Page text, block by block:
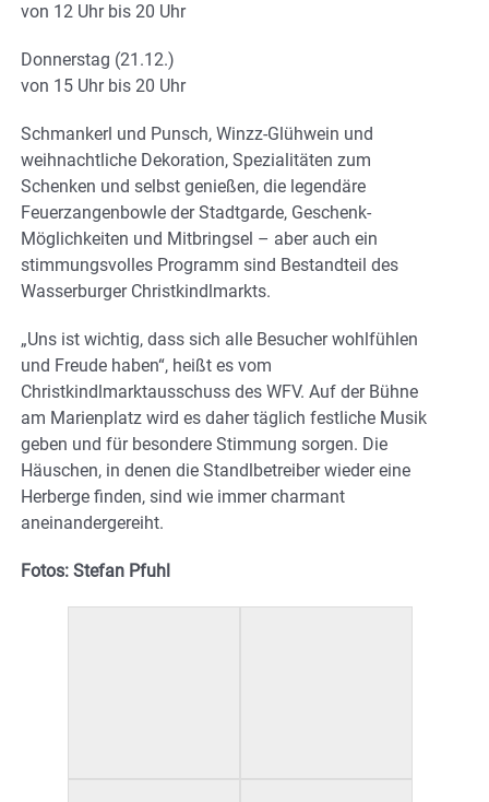
von 12 Uhr bis 20 Uhr
Donnerstag (21.12.)
von 15 Uhr bis 20 Uhr
Schmankerl und Punsch, Winzz-Glühwein und
weihnachtliche Dekoration, Spezialitäten zum
Schenken und selbst genießen, die legendäre
Feuerzangenbowle der Stadtgarde, Geschenk-
Möglichkeiten und Mitbringsel – aber auch ein
stimmungsvolles Programm sind Bestandteil des
Wasserburger Christkindlmarkts.
„Uns ist wichtig, dass sich alle Besucher wohlfühlen
und Freude haben“, heißt es vom
Christkindlmarktausschuss des WFV. Auf der Bühne
am Marienplatz wird es daher täglich festliche Musik
geben und für besondere Stimmung sorgen. Die
Häuschen, in denen die Standlbetreiber wieder eine
Herberge finden, sind wie immer charmant
aneinandergereiht.
Fotos: Stefan Pfuhl